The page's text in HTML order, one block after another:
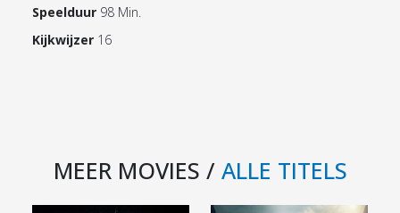
Speelduur 98 Min.
Kijkwijzer 16
MEER MOVIES / ALLE TITELS